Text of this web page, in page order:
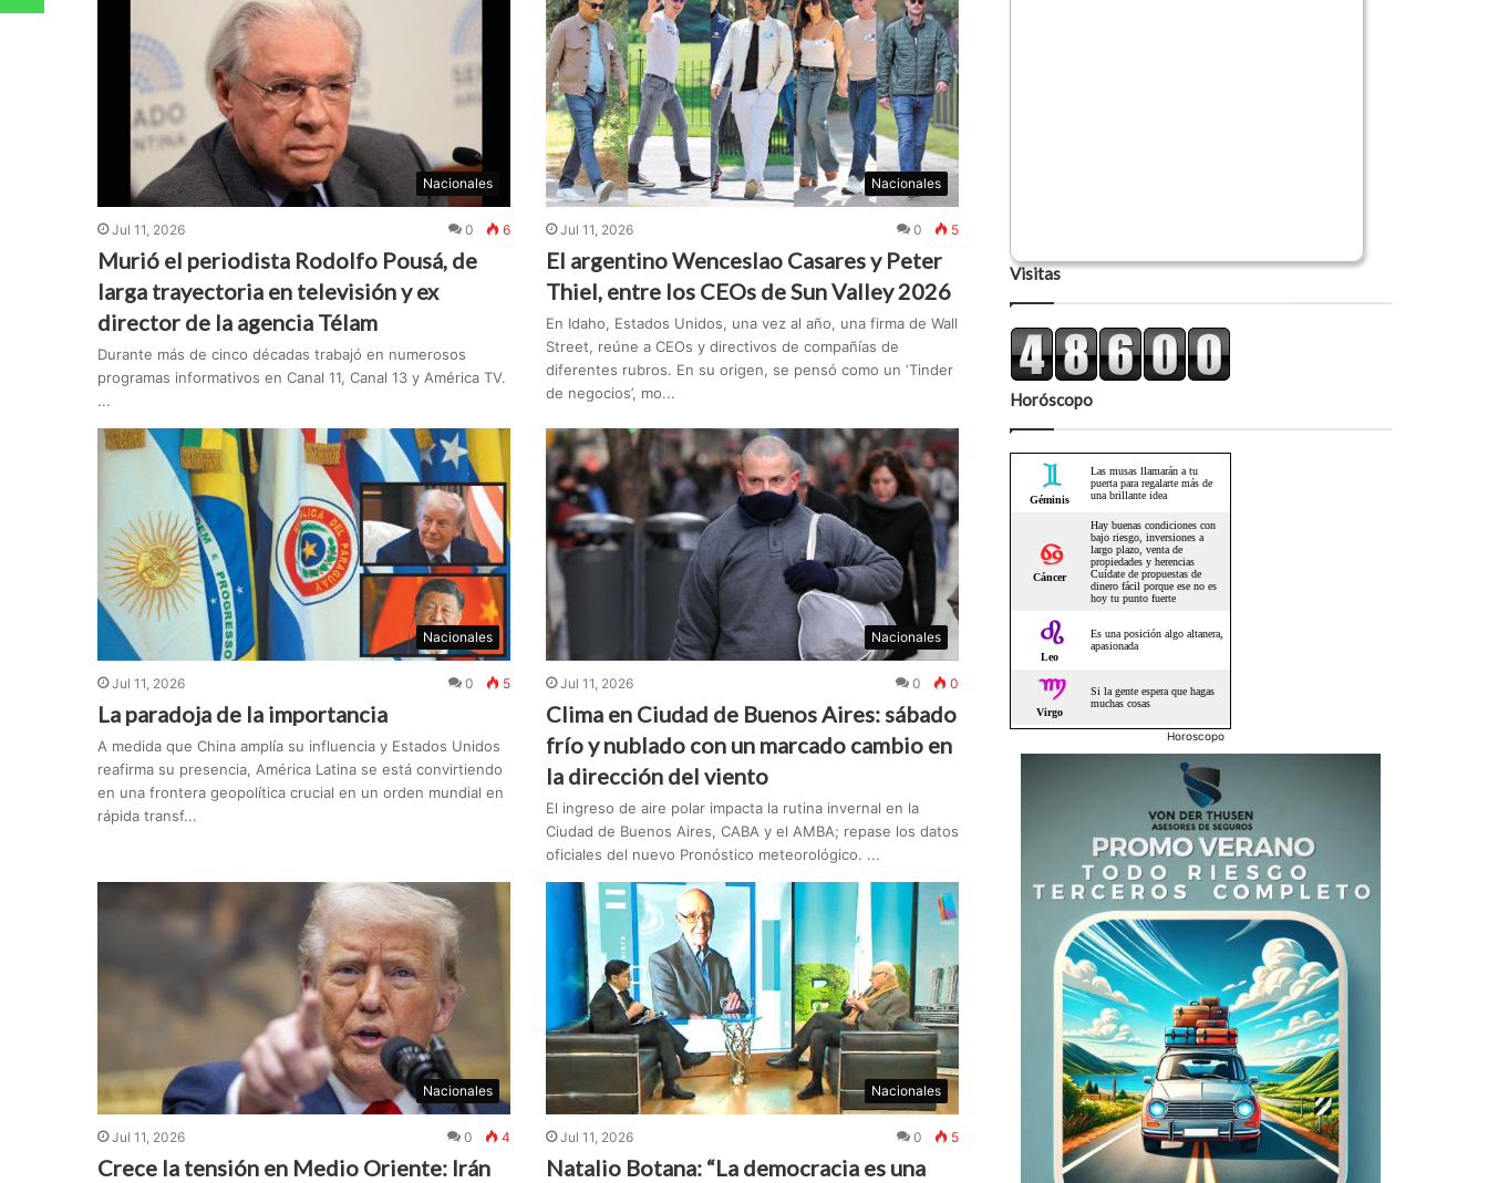
Nacionales
Jul 11, 2026 0 6
Murió el periodista Rodolfo Pousá, de
larga trayectoria en televisión y ex
director de la agencia Télam
Durante más de cinco décadas trabajó en numerosos
programas informativos en Canal 11, Canal 13 y América TV.
...
Nacionales
Jul 11, 2026 0 5
El argentino Wenceslao Casares y Peter
Thiel, entre los CEOs de Sun Valley 2026
En Idaho, Estados Unidos, una vez al año, una firma de Wall
Street, reúne a CEOs y directivos de compañías de
diferentes rubros. En su origen, se pensó como un ‘Tinder
de negocios’, mo...
Nacionales
Jul 11, 2026 0 5
La paradoja de la importancia
A medida que China amplía su influencia y Estados Unidos
reafirma su presencia, América Latina se está convirtiendo
en una frontera geopolítica crucial en un orden mundial en
rápida transf...
Nacionales
Jul 11, 2026 0 0
Clima en Ciudad de Buenos Aires: sábado
frío y nublado con un marcado cambio en
la dirección del viento
El ingreso de aire polar impacta la rutina invernal en la
Ciudad de Buenos Aires, CABA y el AMBA; repase los datos
oficiales del nuevo Pronóstico meteorológico. ...
Nacionales
Jul 11, 2026 0 4
Crece la tensión en Medio Oriente: Irán
Nacionales
Jul 11, 2026 0 5
Natalio Botana: “La democracia es una
Visitas
Horóscopo
Horoscopo